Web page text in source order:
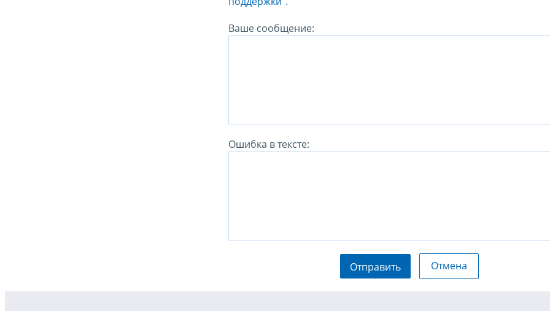
Ваше сообщение:
Ошибка в тексте:
Отправить Отмена